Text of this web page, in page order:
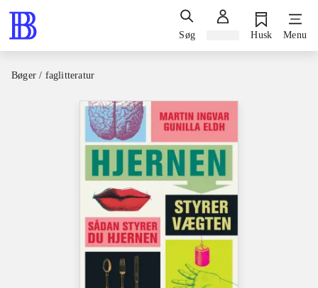
Søg Husk Menu
Bøger / faglitteratur